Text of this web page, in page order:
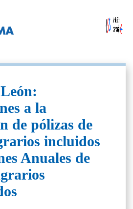
a la
de pólizas de
incluidos
Anuales de